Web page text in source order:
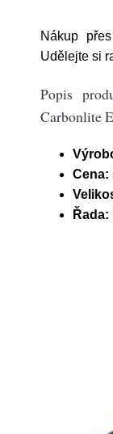
Nákup
Udělejte si
Popis
Carbonlite
Cena:
Řada: